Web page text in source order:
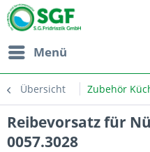
Menü
Übersicht Zubehör
Reibevorsatz für
0057.3028